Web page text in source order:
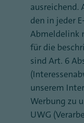
ausreichend.
den in jeder
Abmeldelink
für die
sind Art. 6
unserem
Werbung zu
UWG